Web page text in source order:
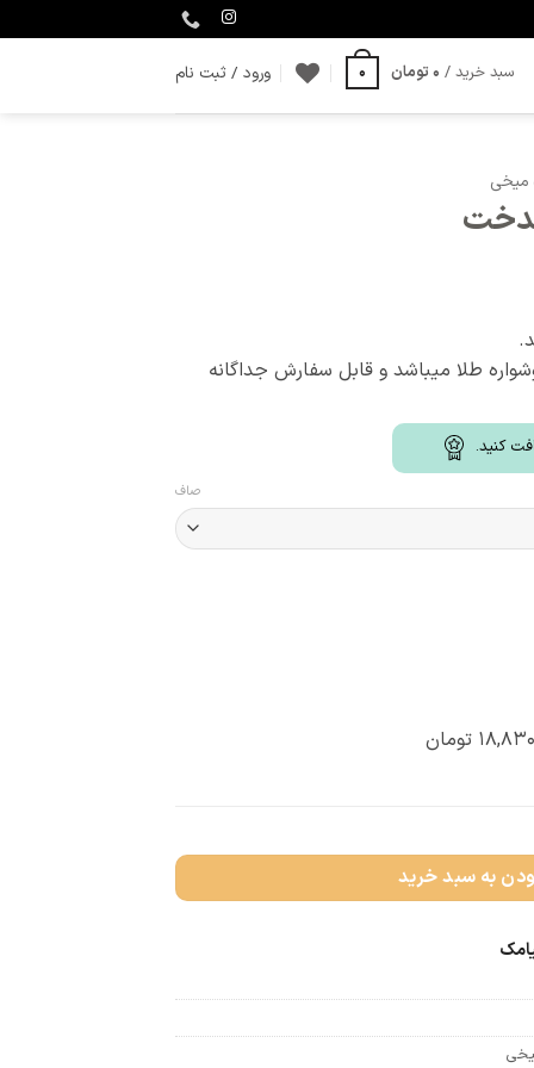
سبد خرید / 0 تومان 0 ورود / ثبت نام
میخی
طلا میباشد و قابل سفارش جداگانه
کنید.
صاف
تومان
به سبد خرید